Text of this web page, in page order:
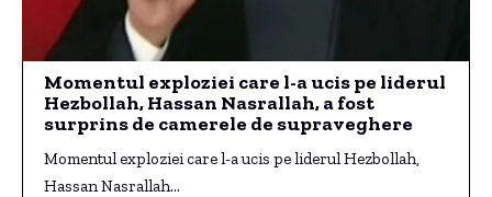
Momentul exploziei care l-a ucis pe liderul
Hezbollah, Hassan Nasrallah, a fost
surprins de camerele de supraveghere
Momentul exploziei care l-a ucis pe liderul Hezbollah,
Hassan Nasrallah…